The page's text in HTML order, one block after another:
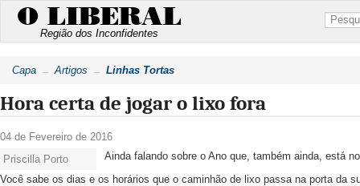
O LIBERAL
Região dos Inconfidentes
Capa Artigos Linhas Tortas
Hora certa de jogar o lixo fora
04 de Fevereiro de 2016
Priscilla Porto
Ainda falando sobre o Ano que, também ainda, está
Você sabe os dias e os horários que o caminhão de lixo passa na porta da